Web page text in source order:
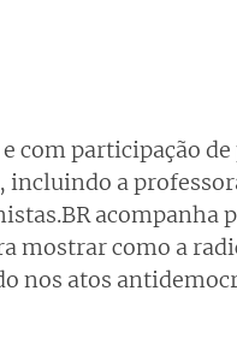
com participação
incluindo a
mostrar como a
nos atos